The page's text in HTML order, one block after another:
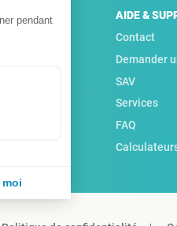
AIDE &
Contact
Demander
SAV
Services
FAQ